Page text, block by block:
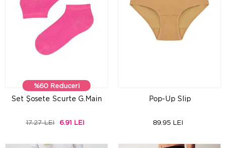
%60 Reduceri
Set Şosete Scurte G.Main
17.27 LEI 6.91 LEI
Pop-Up Slip
89.95 LEI